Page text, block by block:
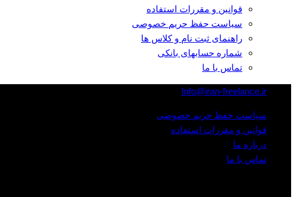
قوانین و مقررات استفاده
سیاست حفظ حریم خصوصی
راهنمای ثبت نام و کلاس ها
شماره حسابهای بانکی
تماس با ما
Info@iran-freelance.ir
سیاست حفظ حریم خصوصی
قوانین و مقررات استفاده
درباره ما
تماس با ما